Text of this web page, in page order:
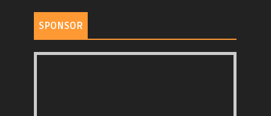
SPONSOR